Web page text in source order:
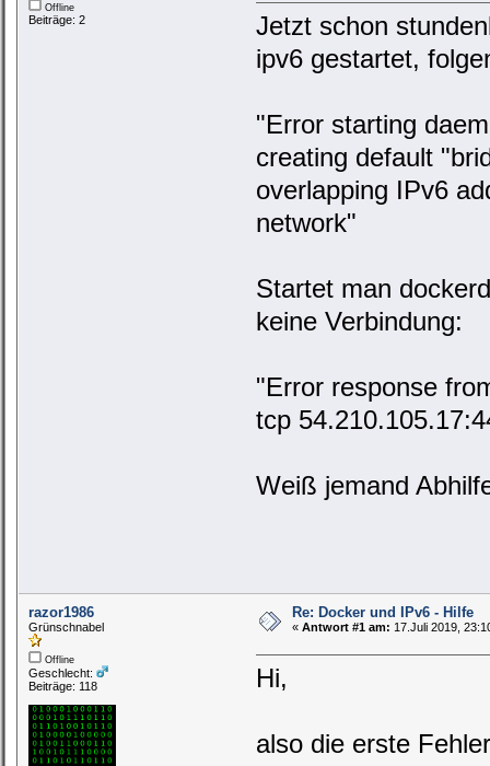
Offline
Beiträge: 2
Jetzt schon
ipv6 gestartet,
"Error starting
creating default
overlapping IPv6
network"
Startet man
keine Verbindung:
"Error response
tcp
Weiß jemand
razor1986
Grünschnabel
Offline
Geschlecht:
Beiträge: 118
Re: Docker und IPv6 - Hilfe
« Antwort #1 am: 17.Juli 2019,
Hi,
also die erste